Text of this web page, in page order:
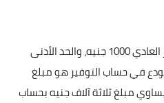
والحد الأدنى لفتح حساب التوفير العادي 1000 جنيه، والحد الأدنى
في حساب التوفير هو مبلغ
من أو يساوي مبلغ ثلاثة آلاف جنيه بحساب